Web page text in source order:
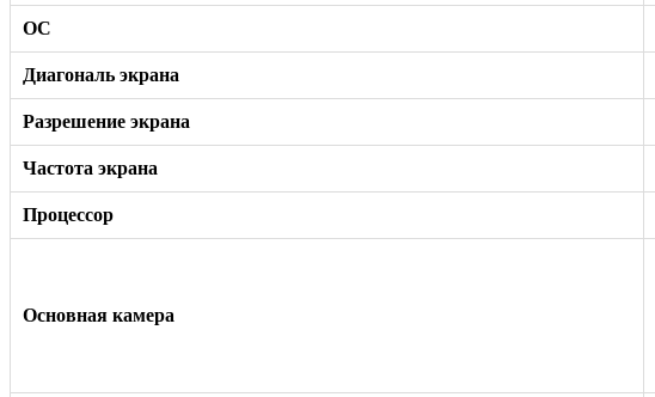
ОС
Диагональ экрана
Разрешение экрана
Частота экрана
Процессор
Основная камера